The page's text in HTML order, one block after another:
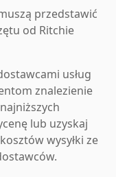
przedstawić
od Ritchie
usług
znalezienie
lub uzyskaj
wysyłki ze